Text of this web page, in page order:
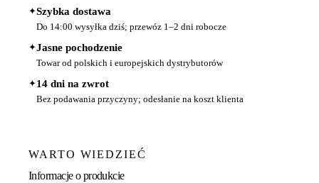
✦Szybka dostawa
Do 14:00 wysyłka dziś; przewóz 1–2 dni robocze
✦Jasne pochodzenie
Towar od polskich i europejskich dystrybutorów
✦14 dni na zwrot
Bez podawania przyczyny; odesłanie na koszt klienta
WARTO WIEDZIEĆ
Informacje o produkcie